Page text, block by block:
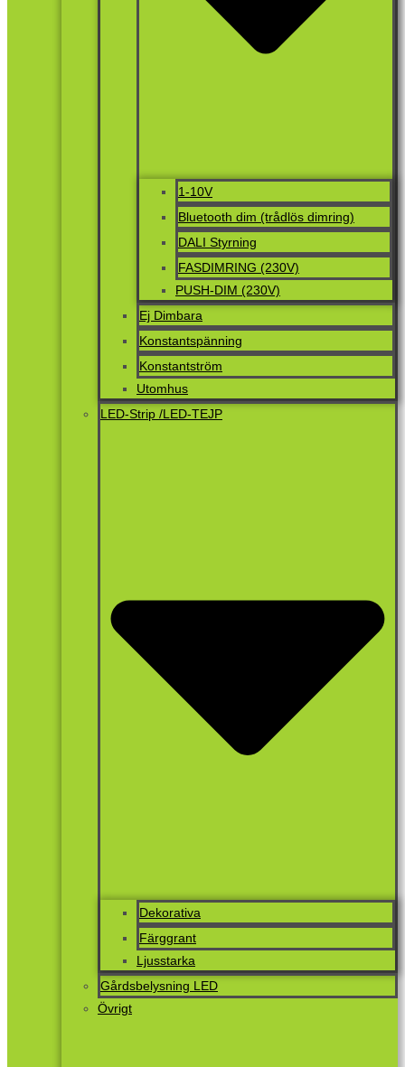
1-10V
Bluetooth dim (trådlös dimring)
DALI Styrning
FASDIMRING (230V)
PUSH-DIM (230V)
Ej Dimbara
Konstantspänning
Konstantström
Utomhus
LED-Strip /LED-TEJP
Dekorativa
Färggrant
Ljusstarka
Gårdsbelysning LED
Övrigt